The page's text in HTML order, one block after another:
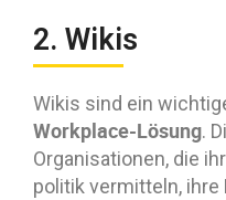
2. Wikis
Wikis sind ein
Workplace-Lösung.
Organisationen, die
politik vermitteln,